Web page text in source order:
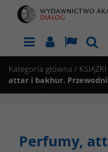
MenuPanelLang
Kategoria główna / KSIĄŻKI
attar i bakhur.
Perfumy,